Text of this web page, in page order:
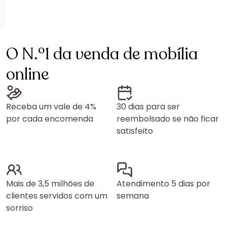
O N.º1 da venda de mobília
online
Receba um vale de 4%
por cada encomenda
30 dias para ser
reembolsado se não ficar
satisfeito
Mais de 3,5 milhões de
clientes servidos com um
sorriso
Atendimento 5 dias por
semana